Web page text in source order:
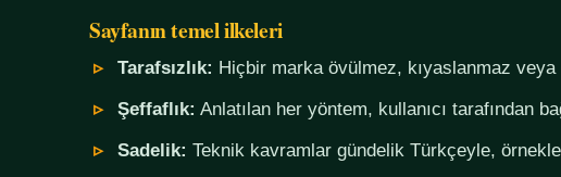
Sayfanın temel ilkeleri
Tarafsızlık: Hiçbir marka övülmez, kıyaslanmaz veya
Şeffaflık: Anlatılan her yöntem, kullanıcı tarafından
Sadelik: Teknik kavramlar gündelik Türkçeyle,